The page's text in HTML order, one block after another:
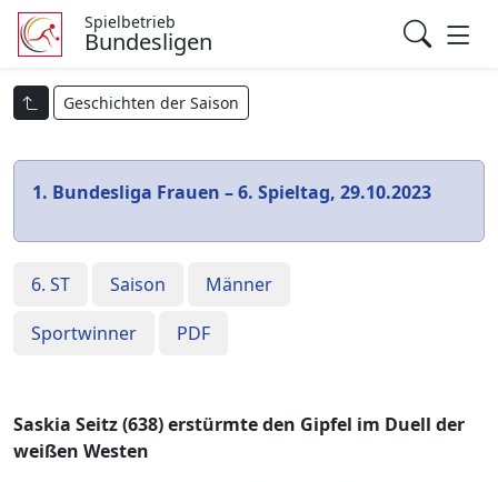
Spielbetrieb
Bundesligen
Geschichten der Saison
1. Bundesliga Frauen – 6. Spieltag, 29.10.2023
6. ST Saison
Männer
Sportwinner
PDF
Saskia Seitz (638) erstürmte den Gipfel im Duell der
weißen Westen